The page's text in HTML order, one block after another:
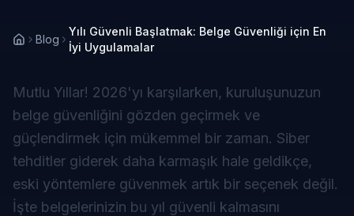
Blog
Yılı Güvenli Başlatmak: Belge Güvenliği için En
İyi Uygulamalar
Mutlu Yıllar! 2026'yı karşılarken, kuruluşunuzun
belge güvenliğini gözden geçirmek ve
güçlendirmek için mükemmel bir zaman. Siber
tehditler giderek daha karmaşık hale geldikçe,
eski yöntemlere güvenmek artık bir seçenek değil.
İşte belgelerinizin bu yıl güvenli kalmasını